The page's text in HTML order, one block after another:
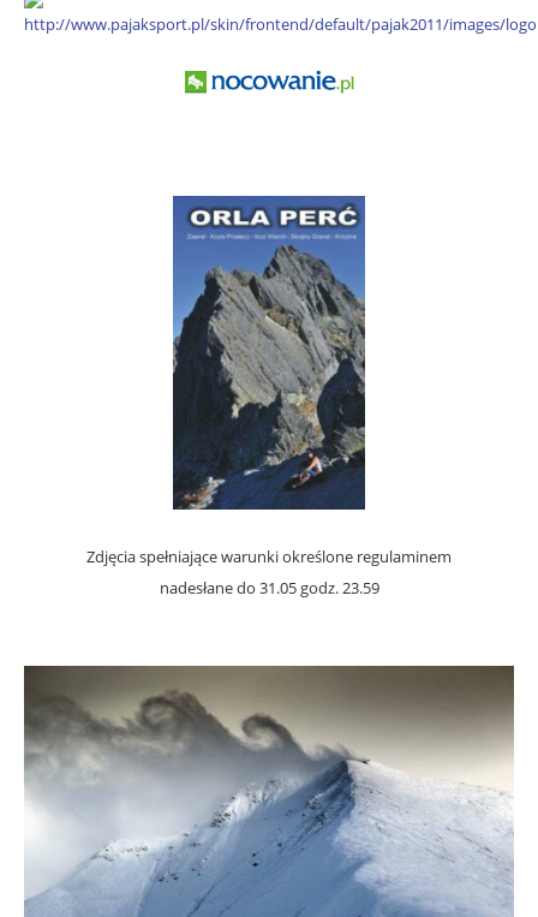
Zdjęcia spełniające warunki określone regulaminem
nadesłane do 31.05 godz. 23.59